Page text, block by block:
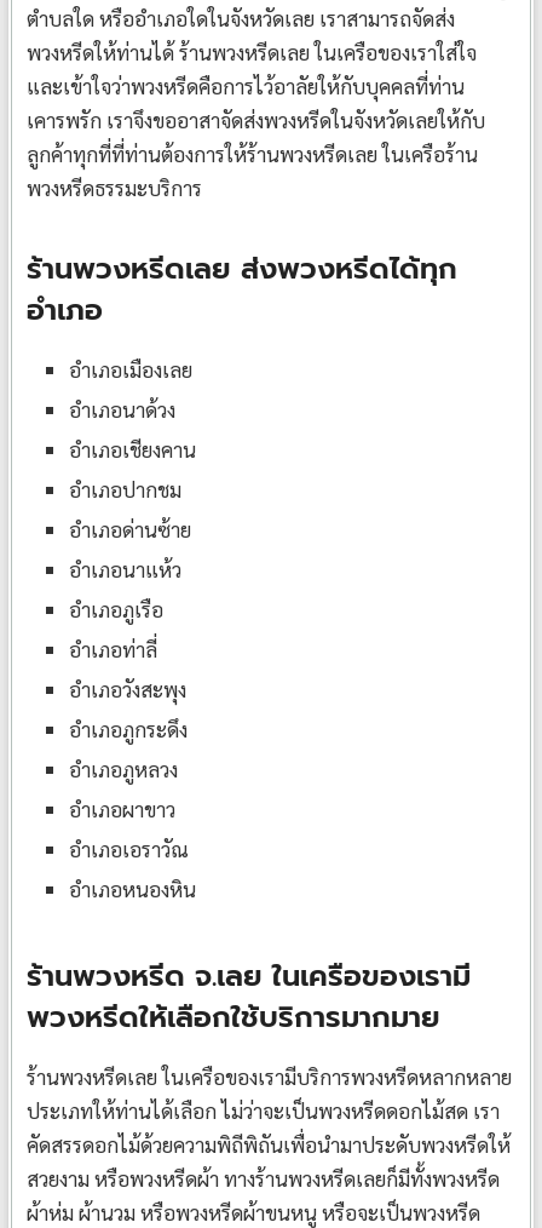
ตำบลใด หรืออำเภอใดในจังหวัดเลย เราสามารถจัดส่ง
พวงหรีดให้ท่านได้ ร้านพวงหรีดเลย ในเครือของเราใส่ใจ
และเข้าใจว่าพวงหรีดคือการไว้อาลัยให้กับบุคคลที่ท่าน
เคารพรัก เราจึงขออาสาจัดส่งพวงหรีดในจังหวัดเลยให้กับ
ลูกค้าทุกที่ที่ท่านต้องการให้ร้านพวงหรีดเลย ในเครือร้าน
พวงหรีดธรรมะบริการ
ร้านพวงหรีดเลย ส่งพวงหรีดได้ทุก
อำเภอ
อำเภอเมืองเลย
อำเภอนาด้วง
อำเภอเชียงคาน
อำเภอปากชม
อำเภอด่านซ้าย
อำเภอนาแห้ว
อำเภอภูเรือ
อำเภอท่าลี่
อำเภอวังสะพุง
อำเภอภูกระดึง
อำเภอภูหลวง
อำเภอผาขาว
อำเภอเอราวัณ
อำเภอหนองหิน
ร้านพวงหรีด จ.เลย ในเครือของเรามี
พวงหรีดให้เลือกใช้บริการมากมาย
ร้านพวงหรีดเลย ในเครือของเรามีบริการพวงหรีดหลากหลาย
ประเภทให้ท่านได้เลือก ไม่ว่าจะเป็นพวงหรีดดอกไม้สด เรา
คัดสรรดอกไม้ด้วยความพิถีพิถันเพื่อนำมาประดับพวงหรีดให้
สวยงาม หรือพวงหรีดผ้า ทางร้านพวงหรีดเลยก็มีทั้งพวงหรีด
ผ้าห่ม ผ้านวม หรือพวงหรีดผ้าขนหนู หรือจะเป็นพวงหรีด